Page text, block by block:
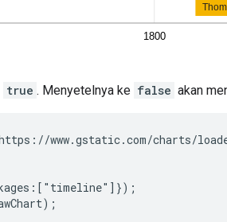
true . Menyetelnya ke false akan
www.gstatic.com/charts/